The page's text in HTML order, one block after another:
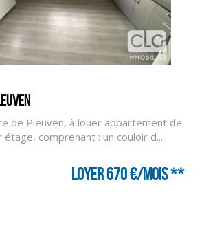
de Pleuven, à louer appartement de
comprenant : un couloir d...
Loyer 670 €/mois**